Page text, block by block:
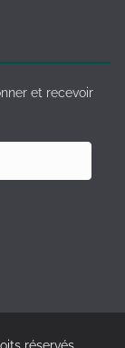
et recevoir